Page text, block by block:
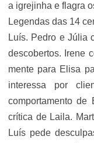
a igrejinha e flagra
Legendas das 14
Luís. Pedro e Júlia
descobertos. Irene
mente para Elisa
interessa por
comportamento de
crítica de Laila.
Luís pede